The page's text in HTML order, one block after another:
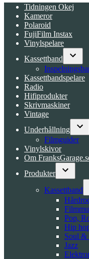
Tidningen Okej
Kameror
Polaroid
FujiFilm Instax
Vinylspelare
Kassettband
Open
menu
Kassettbandspelare
Radio
Hifiprodukter
Skrivmaskiner
Vintage
Underhållning
Filmguider
Vinylskivor
Om
Produkter
Open
menu
Kassettband
Pop,
Hip
Soul &
Jazz